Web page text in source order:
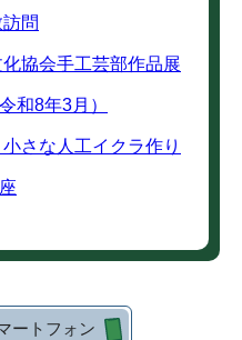
問
協会手工芸部作品展
和8年3月）
さな人工イクラ作り
ートフォン